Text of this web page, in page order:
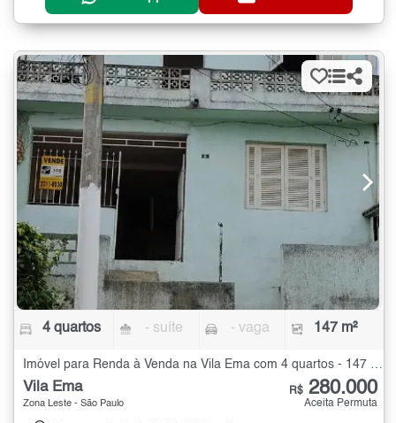
4 quartos - suíte - vaga 147 m²
Imóvel para Renda à Venda na Vila Ema com 4 quartos - 147 m²
Vila Ema
Zona Leste - São Paulo
R$ 280.000
Aceita Permuta